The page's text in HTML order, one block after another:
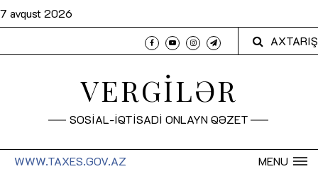
7 avqust 2026
AXTARIŞ
VERGİLƏR
SOSİAL-İQTİSADİ ONLAYN QƏZET
MENU
WWW.TAXES.GOV.AZ